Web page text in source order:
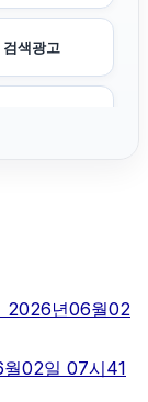
검색광고
양병원
2026년06월02
02일 07시41